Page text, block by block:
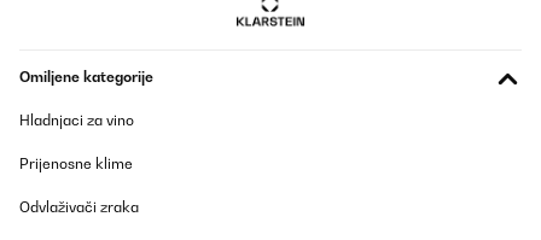
Omiljene kategorije
Hladnjaci za vino
Prijenosne klime
Odvlaživači zraka